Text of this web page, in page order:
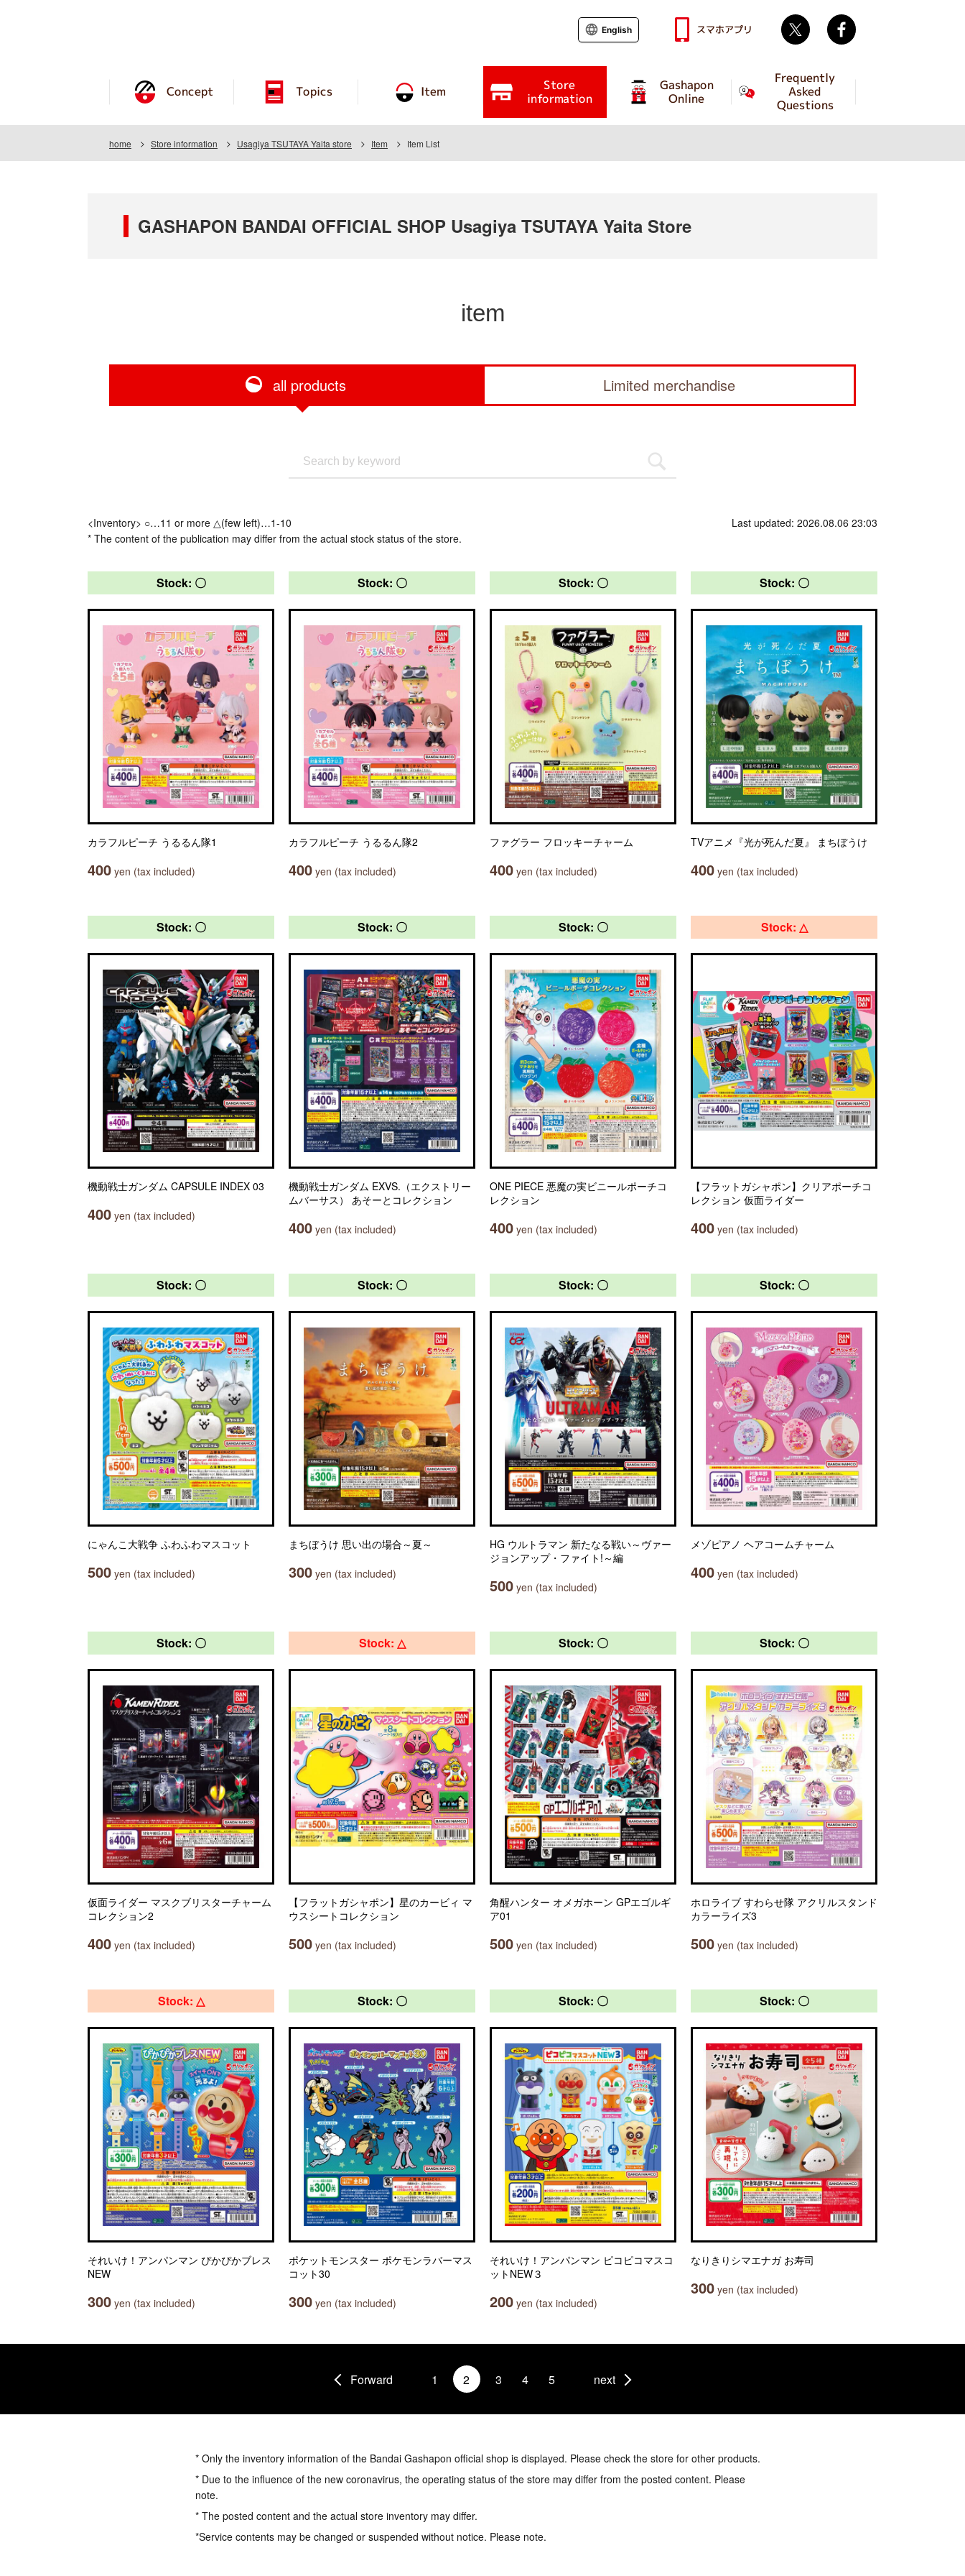
Concept Topics Item Store
information
Gashapon
Online
Frequently
Asked
Questions
English スマホアプリ Twitter
home Store information Usagiya TSUTAYA Yaita store Item Item List
GASHAPON BANDAI OFFICIAL SHOP Usagiya TSUTAYA Yaita Store
item
all products Limited merchandise
<Inventory> ○…11 or more △(few left)…1-10
* The content of the publication may differ from the actual stock status of the store.
Last updated: 2026.08.06 23:03
Stock: 〇
カラフルピーチ うるるん隊1
400 yen (tax included)
Stock: 〇
カラフルピーチ うるるん隊2
400 yen (tax included)
Stock: 〇
ファグラー フロッキーチャーム
400 yen (tax included)
Stock: 〇
TVアニメ『光が死んだ夏』 まちぼうけ
400 yen (tax included)
Stock: 〇
機動戦士ガンダム CAPSULE INDEX 03
400 yen (tax included)
Stock: 〇
機動戦士ガンダム EXVS.（エクストリー
ムバーサス） あそーとコレクション
400 yen (tax included)
Stock: 〇
ONE PIECE 悪魔の実ビニールポーチコ
レクション
400 yen (tax included)
Stock: △
【フラットガシャポン】クリアポーチコ
レクション 仮面ライダー
400 yen (tax included)
Stock: 〇
にゃんこ大戦争 ふわふわマスコット
500 yen (tax included)
Stock: 〇
まちぼうけ 思い出の場合～夏～
300 yen (tax included)
Stock: 〇
HG ウルトラマン 新たなる戦い～ヴァー
ジョンアップ・ファイト!～編
500 yen (tax included)
Stock: 〇
メゾピアノ ヘアコームチャーム
400 yen (tax included)
Stock: 〇
仮面ライダー マスクブリスターチャーム
コレクション2
400 yen (tax included)
Stock: △
【フラットガシャポン】星のカービィ マ
ウスシートコレクション
500 yen (tax included)
Stock: 〇
角醒ハンター オメガホーン GPエゴルギ
ア01
500 yen (tax included)
Stock: 〇
ホロライブ すわらせ隊 アクリルスタンド
カラーライズ3
500 yen (tax included)
Stock: △
それいけ！アンパンマン ぴかぴかブレス
NEW
300 yen (tax included)
Stock: 〇
ポケットモンスター ポケモンラバーマス
コット30
300 yen (tax included)
Stock: 〇
それいけ！アンパンマン ピコピコマスコ
ットNEW３
200 yen (tax included)
Stock: 〇
なりきりシマエナガ お寿司
300 yen (tax included)
Forward 1 2 3 4 5 next
* Only the inventory information of the Bandai Gashapon official shop is displayed. Please check the store for other products.
* Due to the influence of the new coronavirus, the operating status of the store may differ from the posted content. Please
note.
* The posted content and the actual store inventory may differ.
*Service contents may be changed or suspended without notice. Please note.